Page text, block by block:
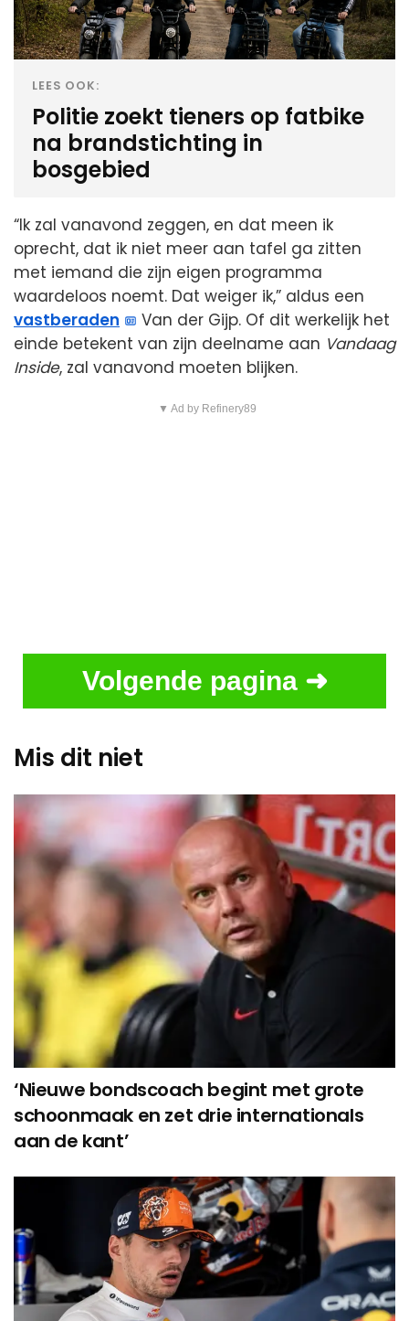
LEES OOK:
Politie zoekt tieners op fatbike
na brandstichting in
bosgebied
“Ik zal vanavond zeggen, en dat meen ik
oprecht, dat ik niet meer aan tafel ga zitten
met iemand die zijn eigen programma
waardeloos noemt. Dat weiger ik,” aldus een
vastberaden
Van der Gijp. Of dit werkelijk het
einde betekent van zijn deelname aan Vandaag
Inside, zal vanavond moeten blijken.
▼ Ad by Refinery89
Volgende pagina ➜
Mis dit niet
‘Nieuwe bondscoach begint met grote
schoonmaak en zet drie internationals
aan de kant’